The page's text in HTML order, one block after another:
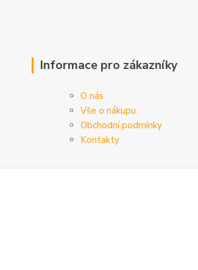
Informace pro zákazníky
O nás
Vše o nákupu
Obchodní podmínky
Kontakty